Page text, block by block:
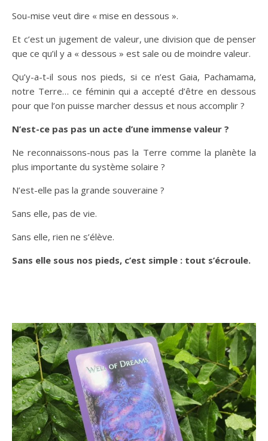
Sou-mise veut dire « mise en dessous ».
Et c’est un jugement de valeur, une division que de penser
que ce qu’il y a « dessous » est sale ou de moindre valeur.
Qu’y-a-t-il sous nos pieds, si ce n’est Gaia, Pachamama,
notre Terre… ce féminin qui a accepté d’être en dessous
pour que l’on puisse marcher dessus et nous accomplir ?
N’est-ce pas pas un acte d’une immense valeur ?
Ne reconnaissons-nous pas la Terre comme la planète la
plus importante du système solaire ?
N’est-elle pas la grande souveraine ?
Sans elle, pas de vie.
Sans elle, rien ne s’élève.
Sans elle sous nos pieds, c’est simple : tout s’écroule.